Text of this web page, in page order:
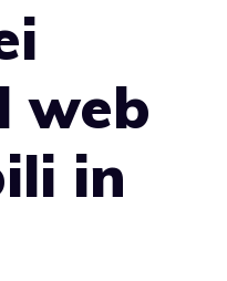
web
in